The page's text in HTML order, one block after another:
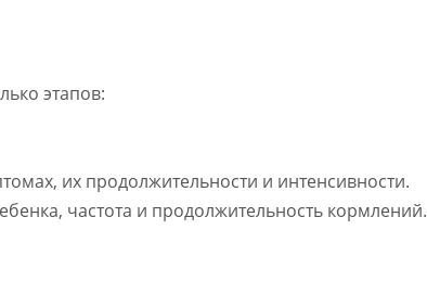
этапов:
их продолжительности и интенсивности.
частота и продолжительность кормлений.